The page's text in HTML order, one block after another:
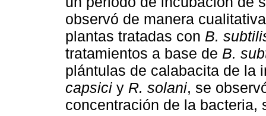
observó de manera
plantas tratadas con B.
tratamientos a base de B.
plántulas de calabacita de la
capsici y R. solani, se
concentración de la bacteria,